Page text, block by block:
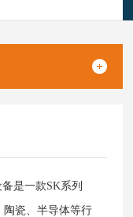
备是一款SK系列
瓷、半导体等行